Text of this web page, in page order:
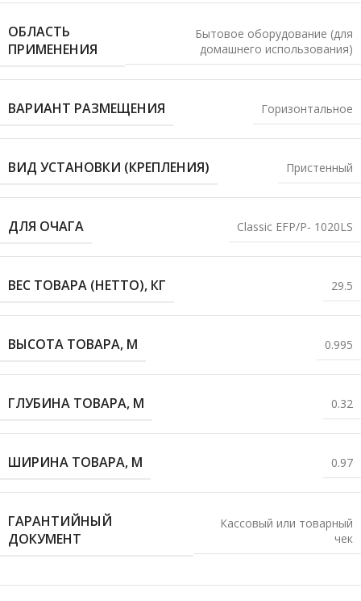
ОБЛАСТЬ
ПРИМЕНЕНИЯ
Бытовое оборудование (для
домашнего использования)
ВАРИАНТ РАЗМЕЩЕНИЯ Горизонтальное
ВИД УСТАНОВКИ (КРЕПЛЕНИЯ) Пристенный
ДЛЯ ОЧАГА Classic EFP/P- 1020LS
ВЕС ТОВАРА (НЕТТО), КГ 29.5
ВЫСОТА ТОВАРА, М 0.995
ГЛУБИНА ТОВАРА, М 0.32
ШИРИНА ТОВАРА, М 0.97
ГАРАНТИЙНЫЙ
ДОКУМЕНТ
Кассовый или товарный
чек